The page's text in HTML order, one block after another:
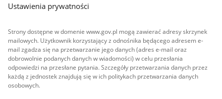
Ustawienia prywatności
Strony dostępne w domenie www.gov.pl mogą zawierać adresy skrzynek
mailowych. Użytkownik korzystający z odnośnika będącego adresem e-
mail zgadza się na przetwarzanie jego danych (adres e-mail oraz
dobrowolnie podanych danych w wiadomości) w celu przesłania
odpowiedzi na przesłane pytania. Szczegóły przetwarzania danych przez
każdą z jednostek znajdują się w ich politykach przetwarzania danych
osobowych.